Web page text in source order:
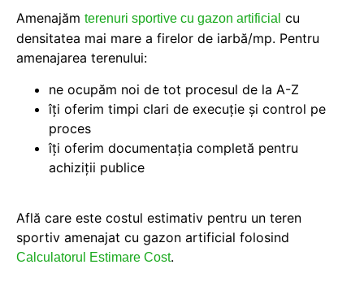
Amenajăm terenuri sportive cu gazon artificial cu
densitatea mai mare a firelor de iarbă/mp. Pentru
amenajarea terenului:
ne ocupăm noi de tot procesul de la A-Z
îți oferim timpi clari de execuție și control pe
proces
îți oferim documentația completă pentru
achiziții publice
Află care este costul estimativ pentru un teren
sportiv amenajat cu gazon artificial folosind
Calculatorul Estimare Cost.